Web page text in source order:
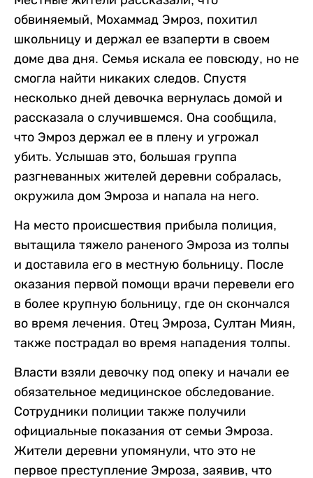
обвиняемый, Мохаммад Эмроз, похитил
школьницу и держал ее взаперти в своем
доме два дня. Семья искала ее повсюду, но не
смогла найти никаких следов. Спустя
несколько дней девочка вернулась домой и
рассказала о случившемся. Она сообщила,
что Эмроз держал ее в плену и угрожал
убить. Услышав это, большая группа
разгневанных жителей деревни собралась,
окружила дом Эмроза и напала на него.
На место происшествия прибыла полиция,
вытащила тяжело раненого Эмроза из толпы
и доставила его в местную больницу. После
оказания первой помощи врачи перевели его
в более крупную больницу, где он скончался
во время лечения. Отец Эмроза, Султан Миян,
также пострадал во время нападения толпы.
Власти взяли девочку под опеку и начали ее
обязательное медицинское обследование.
Сотрудники полиции также получили
официальные показания от семьи Эмроза.
Жители деревни упомянули, что это не
первое преступление Эмроза, заявив, что